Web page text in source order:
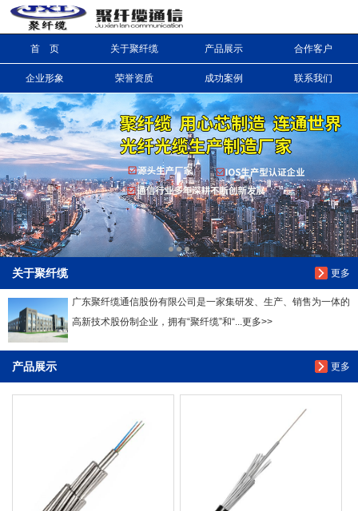
首 页 关于聚纤缆 产品展示 合作客户
企业形象 荣誉资质 成功案例 联系我们
更多
关于聚纤缆
广东聚纤缆通信股份有限公司是一家集研发、生产、销售为一体的
高新技术股份制企业，拥有“聚纤缆”和“...更多>>
更多
产品展示
信息搜索
搜索